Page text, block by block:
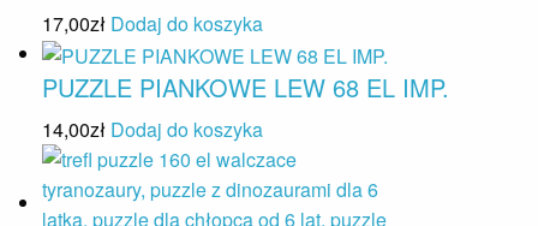
17,00zł Dodaj do koszyka
PUZZLE PIANKOWE LEW 68 EL IMP.
14,00zł Dodaj do koszyka